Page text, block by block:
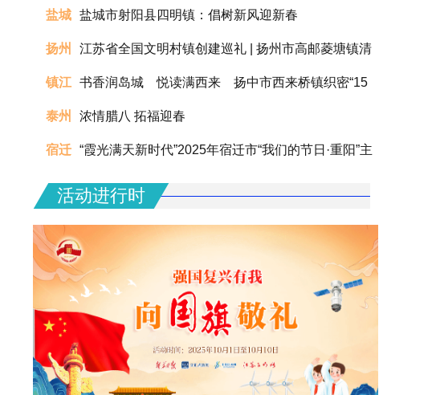
盐城 盐城市射阳县四明镇：倡树新风迎新春
扬州 江苏省全国文明村镇创建巡礼 | 扬州市高邮菱塘镇清
真村
镇江 书香润岛城 悦读满西来 扬中市西来桥镇织密“15
分钟阅读圈”滋养全龄人生
泰州 浓情腊八 拓福迎春
宿迁 “霞光满天新时代”2025年宿迁市“我们的节日·重阳”主
场活动圆满举办
活动进行时